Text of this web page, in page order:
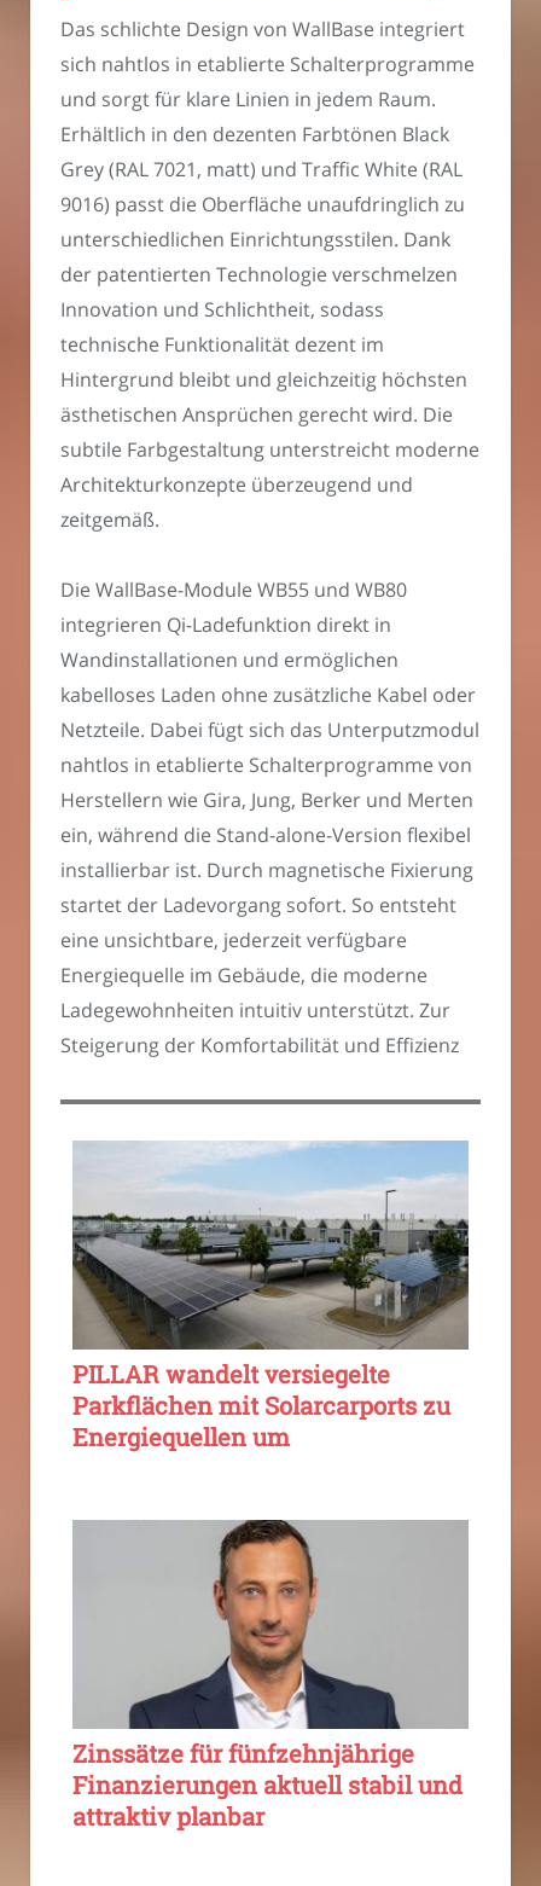
Das schlichte Design von WallBase integriert
sich nahtlos in etablierte Schalterprogramme
und sorgt für klare Linien in jedem Raum.
Erhältlich in den dezenten Farbtönen Black
Grey (RAL 7021, matt) und Traffic White (RAL
9016) passt die Oberfläche unaufdringlich zu
unterschiedlichen Einrichtungsstilen. Dank
der patentierten Technologie verschmelzen
Innovation und Schlichtheit, sodass
technische Funktionalität dezent im
Hintergrund bleibt und gleichzeitig höchsten
ästhetischen Ansprüchen gerecht wird. Die
subtile Farbgestaltung unterstreicht moderne
Architekturkonzepte überzeugend und
zeitgemäß.
Die WallBase-Module WB55 und WB80
integrieren Qi-Ladefunktion direkt in
Wandinstallationen und ermöglichen
kabelloses Laden ohne zusätzliche Kabel oder
Netzteile. Dabei fügt sich das Unterputzmodul
nahtlos in etablierte Schalterprogramme von
Herstellern wie Gira, Jung, Berker und Merten
ein, während die Stand-alone-Version flexibel
installierbar ist. Durch magnetische Fixierung
startet der Ladevorgang sofort. So entsteht
eine unsichtbare, jederzeit verfügbare
Energiequelle im Gebäude, die moderne
Ladegewohnheiten intuitiv unterstützt. Zur
Steigerung der Komfortabilität und Effizienz
PILLAR wandelt versiegelte
Parkflächen mit Solarcarports zu
Energiequellen um
Zinssätze für fünfzehnjährige
Finanzierungen aktuell stabil und
attraktiv planbar